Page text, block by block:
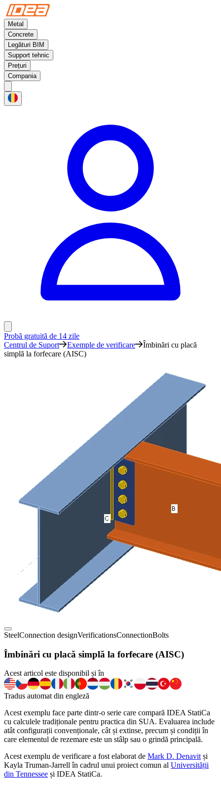
Metal
Concrete
Legături BIM
Support tehnic
Prețuri
Compania
Probă gratuită de 14 zile
Centrul de Suport
Exemple de verificare
Îmbinări cu placă
simplă la forfecare (AISC)
SteelConnection designVerificationsConnectionBolts
Îmbinări cu placă simplă la forfecare (AISC)
Acest articol este disponibil și în
Tradus automat din engleză
Acest exemplu face parte dintr-o serie care compară IDEA StatiCa
cu calculele tradiționale pentru practica din SUA. Evaluarea include
atât configurații convenționale, cât și extinse, precum și condiții în
care elementul de rezemare este un stâlp sau o grindă principală.
Acest exemplu de verificare a fost elaborat de Mark D. Denavitși
Kayla Truman-Jarrell în cadrul unui proiect comun al Universității
din Tennessee și IDEA StatiCa.